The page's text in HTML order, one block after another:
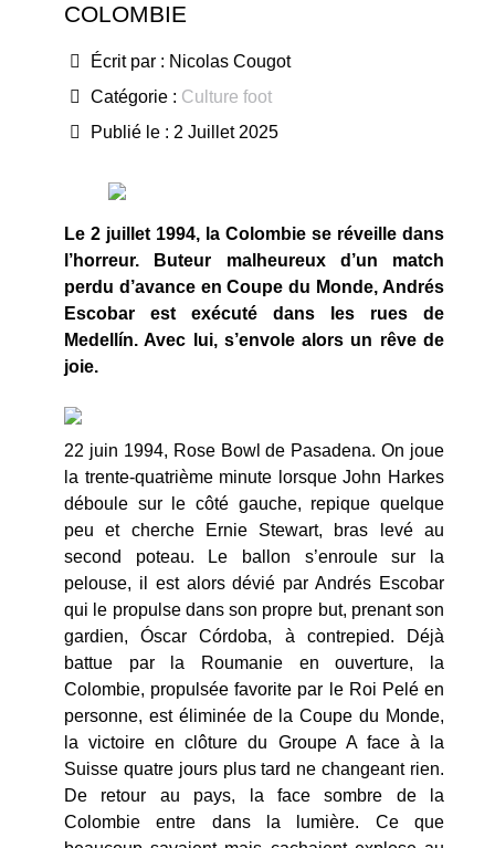
COLOMBIE
Écrit par : Nicolas Cougot
Catégorie : Culture foot
Publié le : 2 Juillet 2025
Le 2 juillet 1994, la Colombie se réveille dans
l’horreur. Buteur malheureux d’un match
perdu d’avance en Coupe du Monde, Andrés
Escobar est exécuté dans les rues de
Medellín. Avec lui, s’envole alors un rêve de
joie.
22 juin 1994, Rose Bowl de Pasadena. On joue
la trente-quatrième minute lorsque John Harkes
déboule sur le côté gauche, repique quelque
peu et cherche Ernie Stewart, bras levé au
second poteau. Le ballon s’enroule sur la
pelouse, il est alors dévié par Andrés Escobar
qui le propulse dans son propre but, prenant son
gardien, Óscar Córdoba, à contrepied. Déjà
battue par la Roumanie en ouverture, la
Colombie, propulsée favorite par le Roi Pelé en
personne, est éliminée de la Coupe du Monde,
la victoire en clôture du Groupe A face à la
Suisse quatre jours plus tard ne changeant rien.
De retour au pays, la face sombre de la
Colombie entre dans la lumière. Ce que